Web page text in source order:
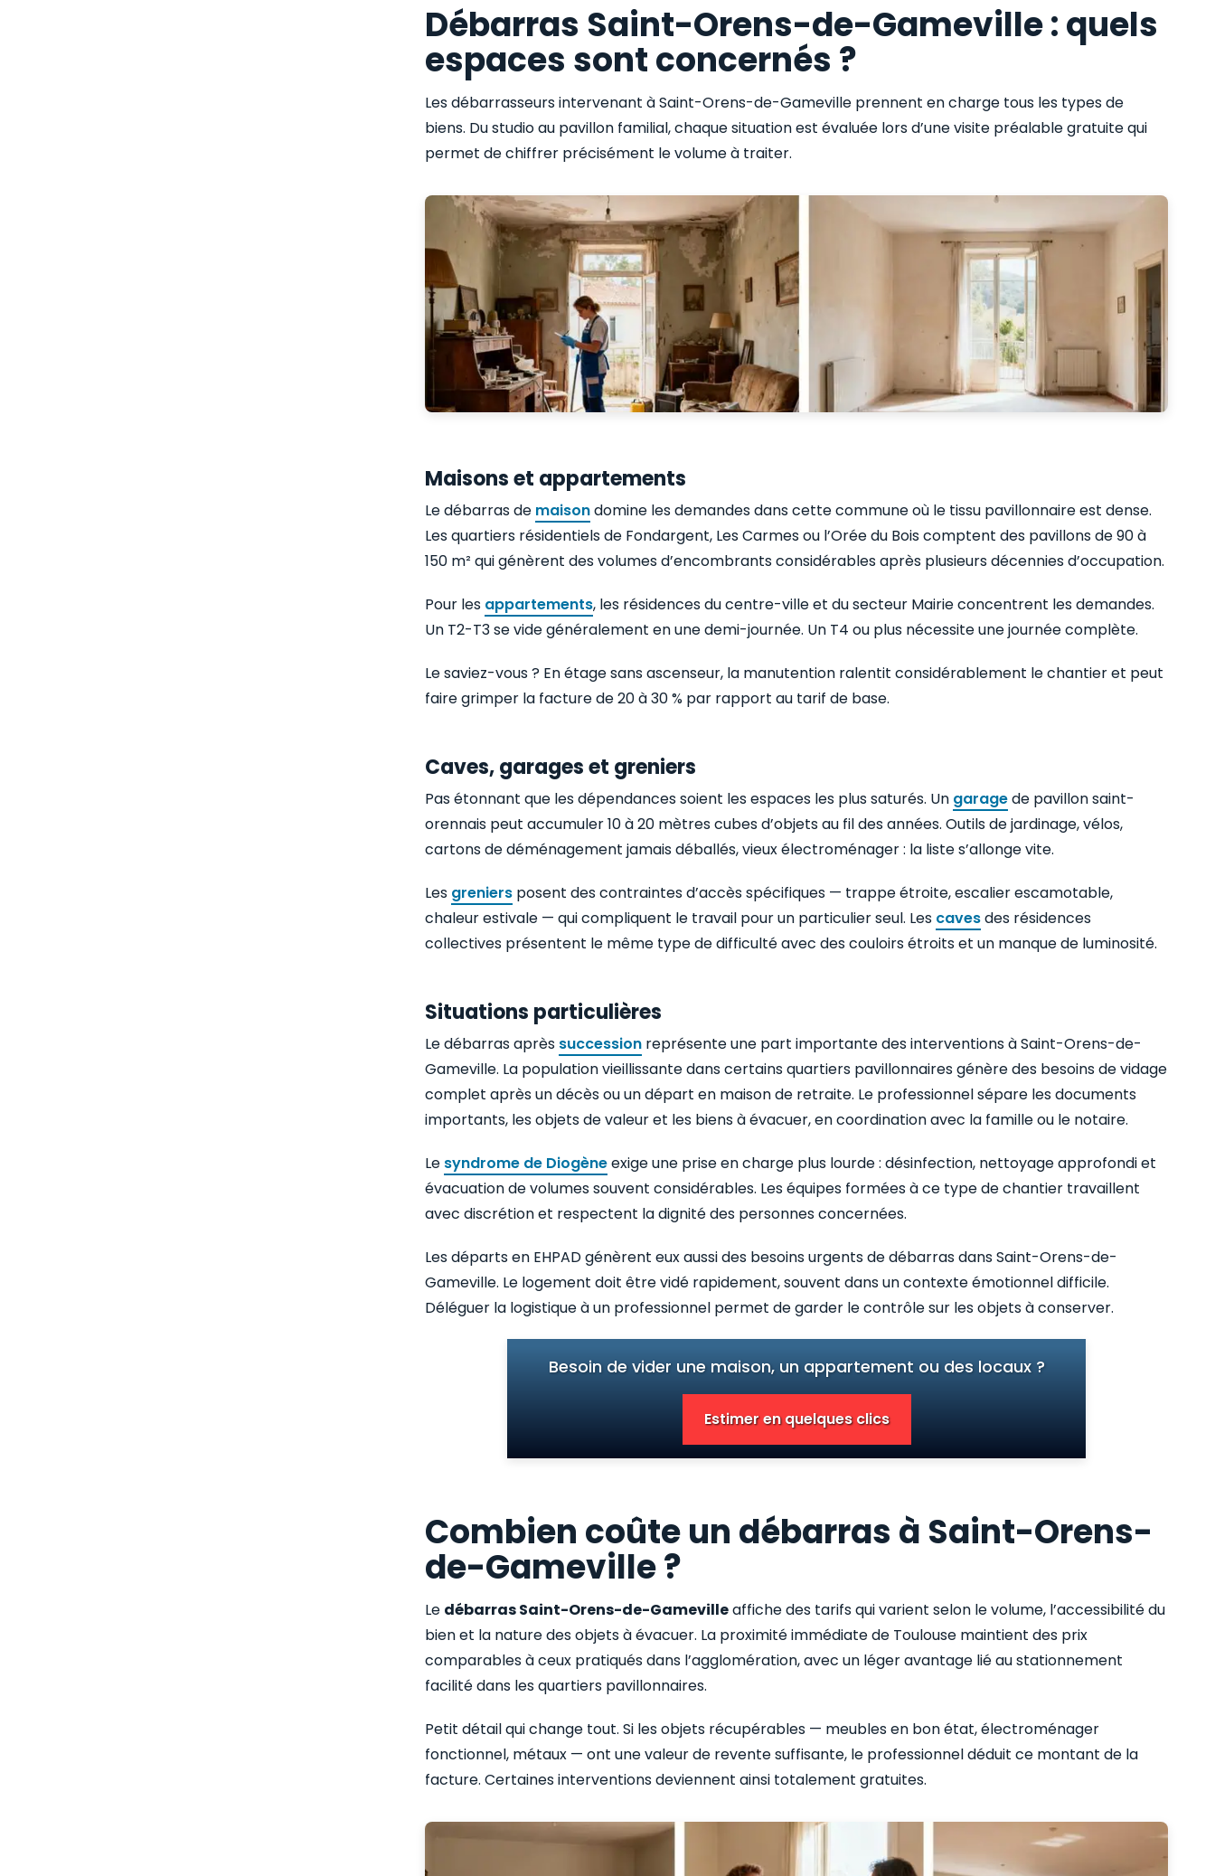
Débarras Saint-Orens-de-Gameville : quels
espaces sont concernés ?
Les débarrasseurs intervenant à Saint-Orens-de-Gameville prennent en charge tous les types de
biens. Du studio au pavillon familial, chaque situation est évaluée lors d’une visite préalable gratuite qui
permet de chiffrer précisément le volume à traiter.
Maisons et appartements
Le débarras de maisondomine les demandes dans cette commune où le tissu pavillonnaire est dense.
Les quartiers résidentiels de Fondargent, Les Carmes ou l’Orée du Bois comptent des pavillons de 90 à
150 m² qui génèrent des volumes d’encombrants considérables après plusieurs décennies d’occupation.
Pour les appartements, les résidences du centre-ville et du secteur Mairie concentrent les demandes.
Un T2-T3 se vide généralement en une demi-journée. Un T4 ou plus nécessite une journée complète.
Le saviez-vous ? En étage sans ascenseur, la manutention ralentit considérablement le chantier et peut
faire grimper la facture de 20 à 30 % par rapport au tarif de base.
Caves, garages et greniers
Pas étonnant que les dépendances soient les espaces les plus saturés. Un garagede pavillon saint-
orennais peut accumuler 10 à 20 mètres cubes d’objets au fil des années. Outils de jardinage, vélos,
cartons de déménagement jamais déballés, vieux électroménager : la liste s’allonge vite.
Les greniers posent des contraintes d’accès spécifiques — trappe étroite, escalier escamotable,
chaleur estivale — qui compliquent le travail pour un particulier seul. Les cavesdes résidences
collectives présentent le même type de difficulté avec des couloirs étroits et un manque de luminosité.
Situations particulières
Le débarras après succession représente une part importante des interventions à Saint-Orens-de-
Gameville. La population vieillissante dans certains quartiers pavillonnaires génère des besoins de vidage
complet après un décès ou un départ en maison de retraite. Le professionnel sépare les documents
importants, les objets de valeur et les biens à évacuer, en coordination avec la famille ou le notaire.
Le syndrome de Diogèneexige une prise en charge plus lourde : désinfection, nettoyage approfondi et
évacuation de volumes souvent considérables. Les équipes formées à ce type de chantier travaillent
avec discrétion et respectent la dignité des personnes concernées.
Les départs en EHPAD génèrent eux aussi des besoins urgents de débarras dans Saint-Orens-de-
Gameville. Le logement doit être vidé rapidement, souvent dans un contexte émotionnel difficile.
Déléguer la logistique à un professionnel permet de garder le contrôle sur les objets à conserver.
Besoin de vider une maison, un appartement ou des locaux ?
Estimer en quelques clics
Combien coûte un débarras à Saint-Orens-
de-Gameville ?
Le débarras Saint-Orens-de-Gamevilleaffiche des tarifs qui varient selon le volume, l’accessibilité du
bien et la nature des objets à évacuer. La proximité immédiate de Toulouse maintient des prix
comparables à ceux pratiqués dans l’agglomération, avec un léger avantage lié au stationnement
facilité dans les quartiers pavillonnaires.
Petit détail qui change tout. Si les objets récupérables — meubles en bon état, électroménager
fonctionnel, métaux — ont une valeur de revente suffisante, le professionnel déduit ce montant de la
facture. Certaines interventions deviennent ainsi totalement gratuites.